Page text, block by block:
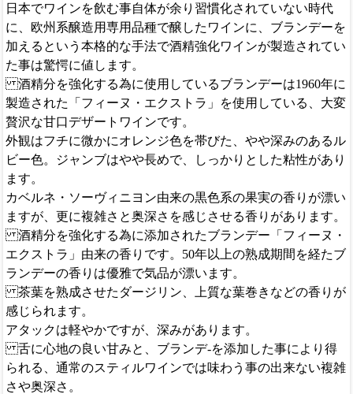
日本でワインを飲む事自体が余り習慣化されていない時代
に、欧州系醸造用専用品種で醸したワインに、ブランデーを
加えるという本格的な手法で酒精強化ワインが製造されてい
た事は驚愕に値します。
酒精分を強化する為に使用しているブランデーは1960年に
製造された「フィーヌ・エクストラ」を使用している、大変
贅沢な甘口デザートワインです。
外観はフチに微かにオレンジ色を帯びた、やや深みのあるル
ビー色。ジャンブはやや長めで、しっかりとした粘性があり
ます。
カベルネ・ソーヴィニヨン由来の黒色系の果実の香りが漂い
ますが、更に複雑さと奥深さを感じさせる香りがあります。
酒精分を強化する為に添加されたブランデー「フィーヌ・
エクストラ」由来の香りです。50年以上の熟成期間を経たブ
ランデーの香りは優雅で気品が漂います。
茶葉を熟成させたダージリン、上質な葉巻きなどの香りが
感じられます。
アタックは軽やかですが、深みがあります。
舌に心地の良い甘みと、ブランデ-を添加した事により得
られる、通常のスティルワインでは味わう事の出来ない複雑
さや奥深さ。